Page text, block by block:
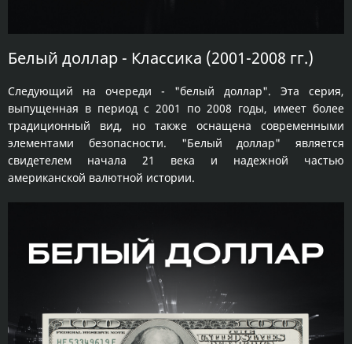
Белый доллар - Классика (2001-2008 гг.)
Следующий на очереди - "белый доллар". Эта серия,
выпущенная в период с 2001 по 2008 годы, имеет более
традиционный вид, но также оснащена современными
элементами безопасности. "Белый доллар" является
свидетелем начала 21 века и надежной частью
американской валютной истории.